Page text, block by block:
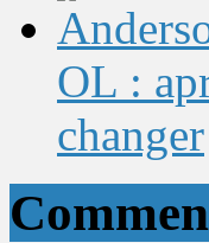
OL :
changer